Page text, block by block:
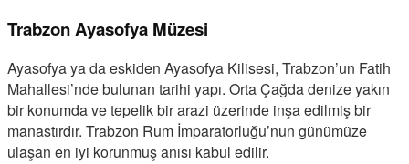
Trabzon Ayasofya Müzesi
Ayasofya ya da eskiden Ayasofya Kilisesi, Trabzon’un Fatih
Mahallesi’nde bulunan tarihi yapı. Orta Çağda denize yakın
bir konumda ve tepelik bir arazi üzerinde inşa edilmiş bir
manastırdır. Trabzon Rum İmparatorluğu’nun günümüze
ulaşan en iyi korunmuş anısı kabul edilir.